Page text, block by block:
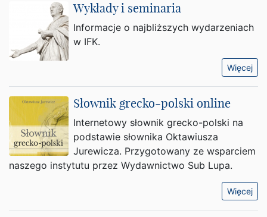
Wykłady i seminaria
Informacje o najbliższych wydarzeniach
w IFK.
Więcej
Słownik grecko-polski online
Internetowy słownik grecko-polski na
podstawie słownika Oktawiusza
Jurewicza. Przygotowany ze wsparciem
naszego instytutu przez Wydawnictwo Sub Lupa.
Więcej